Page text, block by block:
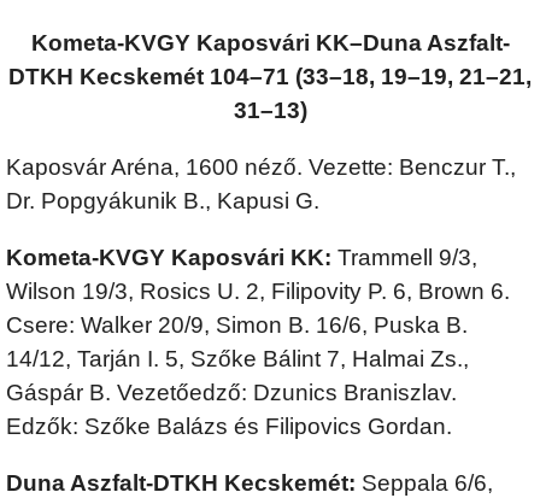
Kometa-KVGY Kaposvári KK–Duna Aszfalt-
DTKH Kecskemét 104–71 (33–18, 19–19, 21–21,
31–13)
Kaposvár Aréna, 1600 néző. Vezette: Benczur T.,
Dr. Popgyákunik B., Kapusi G.
Kometa-KVGY Kaposvári KK: Trammell 9/3,
Wilson 19/3, Rosics U. 2, Filipovity P. 6, Brown 6.
Csere: Walker 20/9, Simon B. 16/6, Puska B.
14/12, Tarján I. 5, Szőke Bálint 7, Halmai Zs.,
Gáspár B. Vezetőedző: Dzunics Braniszlav.
Edzők: Szőke Balázs és Filipovics Gordan.
Duna Aszfalt-DTKH Kecskemét: Seppala 6/6,